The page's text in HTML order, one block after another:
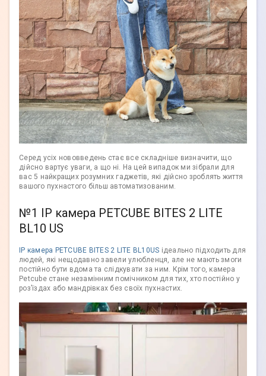
Серед усіх нововведень стає все складніше визначити, що
дійсно вартує уваги, а що ні. На цей випадок ми зібрали для
вас 5 найкращих розумних гаджетів, які дійсно зроблять життя
вашого пухнастого більш автоматизованим.
№1 IP камера PETCUBE BITES 2 LITE
BL10 US
IP камера PETCUBE BITES 2 LITE BL10US ідеально підходить для
людей, які нещодавно завели улюбленця, але не мають змоги
постійно бути вдома та слідкувати за ним. Крім того, камера
Petcube стане незамінним помічником для тих, хто постійно у
роз’їздах або мандрівках без своїх пухнастих.